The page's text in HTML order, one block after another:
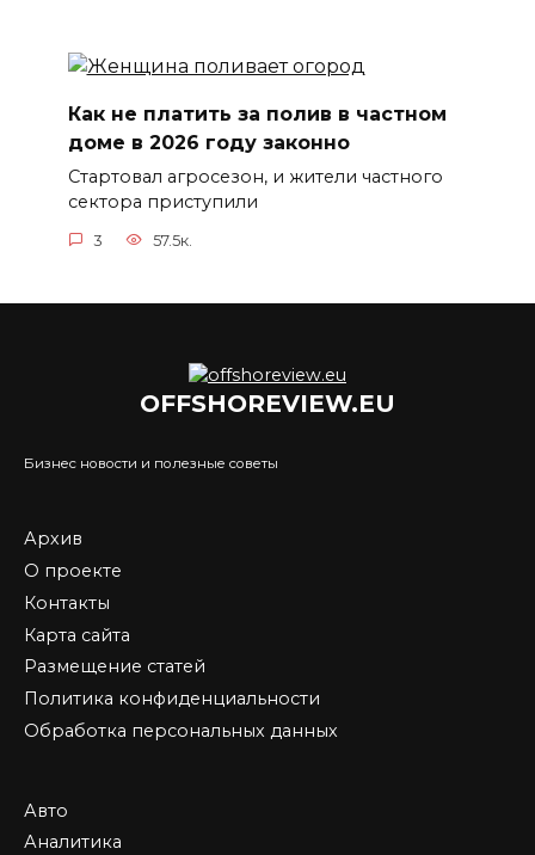
Как не платить за полив в частном
доме в 2026 году законно
Стартовал агросезон, и жители частного
сектора приступили
3 57.5к.
OFFSHOREVIEW.EU
Бизнес новости и полезные советы
Архив
О проекте
Контакты
Карта сайта
Размещение статей
Политика конфиденциальности
Обработка персональных данных
Авто
Аналитика